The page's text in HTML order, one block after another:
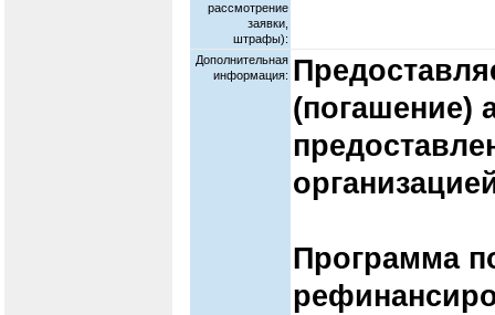
рассмотрение
заявки,
штрафы):
Дополнительная
информация:
(погашение)
Программа